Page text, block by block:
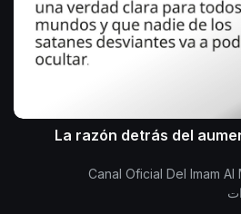
La razón detrás del
Canal Oficial Del Imam